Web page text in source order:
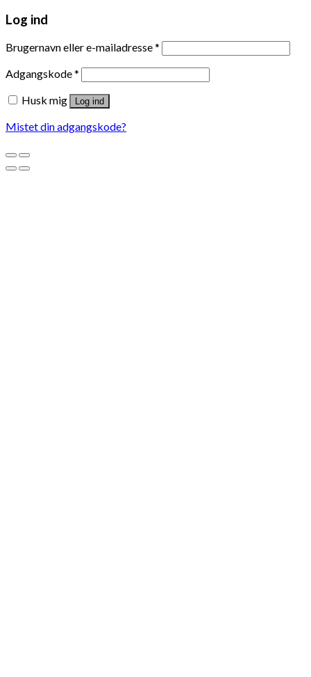
Log ind
Brugernavn eller e-mailadresse*
Adgangskode*
Husk mig
Log ind
Mistet din adgangskode?